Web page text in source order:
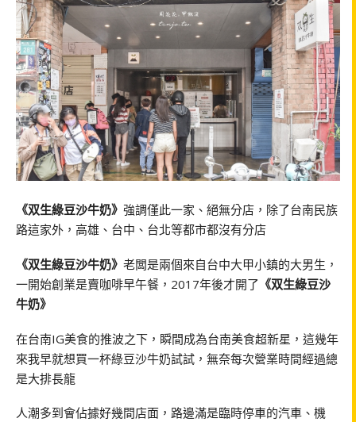
《双生綠豆沙牛奶》 強調僅此一家、絕無分店，除了台南民族
路這家外，高雄、台中、台北等都市都沒有分店
《双生綠豆沙牛奶》 老闆是兩個來自台中大甲小鎮的大男生，
一開始創業是賣咖啡早午餐，2017年後才開了 《双生綠豆沙
牛奶》
在台南IG美食的推波之下，瞬間成為台南美食超新星，這幾年
來我早就想買一杯綠豆沙牛奶試試，無奈每次營業時間經過總
是大排長龍
人潮多到會佔據好幾間店面，路邊滿是臨時停車的汽車、機